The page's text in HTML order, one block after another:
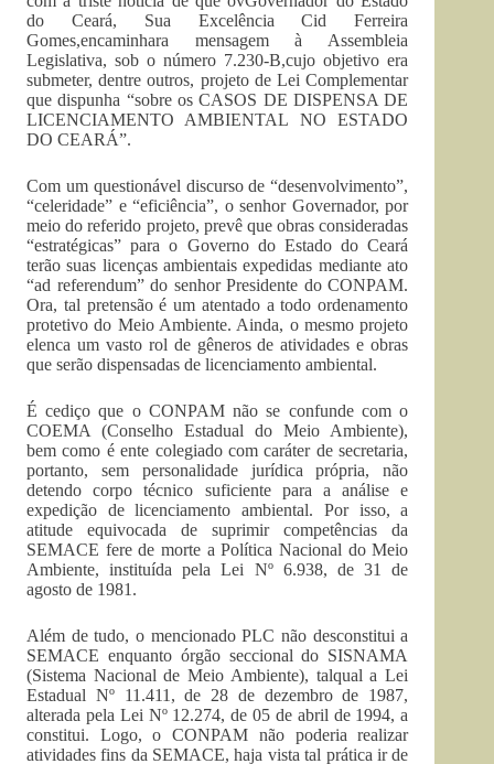
do Ceará, Sua Excelência Cid Ferreira
Gomes,encaminhara mensagem à Assembleia
Legislativa, sob o número 7.230-B,cujo objetivo era
submeter, dentre outros, projeto de Lei Complementar
que dispunha “sobre os CASOS DE DISPENSA DE
LICENCIAMENTO AMBIENTAL NO ESTADO
DO CEARÁ”.
Com um questionável discurso de “desenvolvimento”,
“celeridade” e “eficiência”, o senhor Governador, por
meio do referido projeto, prevê que obras consideradas
“estratégicas” para o Governo do Estado do Ceará
terão suas licenças ambientais expedidas mediante ato
“ad referendum” do senhor Presidente do CONPAM.
Ora, tal pretensão é um atentado a todo ordenamento
protetivo do Meio Ambiente. Ainda, o mesmo projeto
elenca um vasto rol de gêneros de atividades e obras
que serão dispensadas de licenciamento ambiental.
É cediço que o CONPAM não se confunde com o
COEMA (Conselho Estadual do Meio Ambiente),
bem como é ente colegiado com caráter de secretaria,
portanto, sem personalidade jurídica própria, não
detendo corpo técnico suficiente para a análise e
expedição de licenciamento ambiental. Por isso, a
atitude equivocada de suprimir competências da
SEMACE fere de morte a Política Nacional do Meio
Ambiente, instituída pela Lei Nº 6.938, de 31 de
agosto de 1981.
Além de tudo, o mencionado PLC não desconstitui a
SEMACE enquanto órgão seccional do SISNAMA
(Sistema Nacional de Meio Ambiente), talqual a Lei
Estadual Nº 11.411, de 28 de dezembro de 1987,
alterada pela Lei Nº 12.274, de 05 de abril de 1994, a
constitui. Logo, o CONPAM não poderia realizar
atividades fins da SEMACE, haja vista tal prática ir de